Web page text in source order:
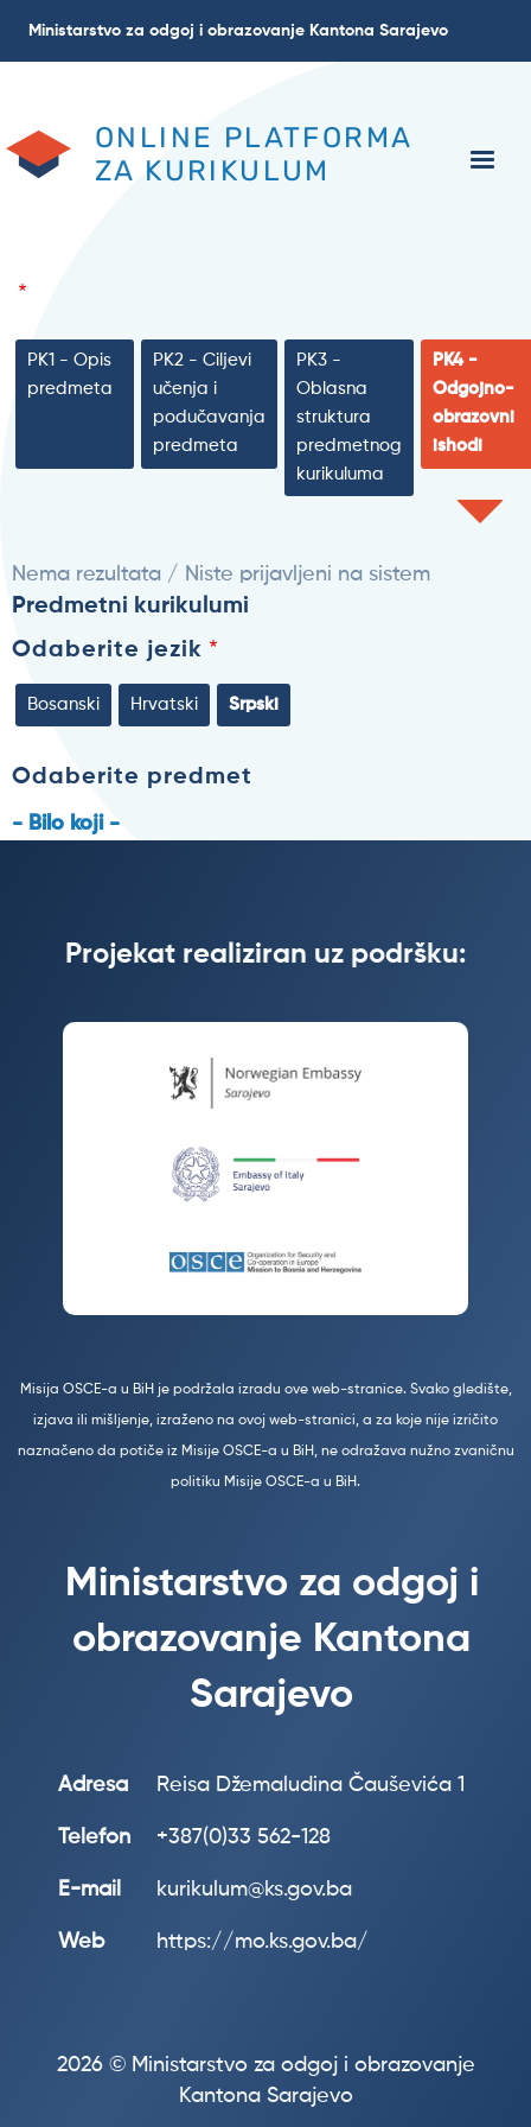
Ministarstvo za odgoj i obrazovanje Kantona Sarajevo
ONLINE PLATFORMA
ZA KURIKULUM
PK1 - Opis
predmeta
PK2 - Ciljevi
učenja i
podučavanja
predmeta
PK3 -
Oblasna
struktura
predmetnog
kurikuluma
PK4 -
Odgojno-
obrazovni
ishodi
Nema rezultata / Niste prijavljeni na sistem
Predmetni kurikulumi
Odaberite jezik
Bosanski Hrvatski Srpski
Odaberite predmet
- Bilo koji -
Projekat realiziran uz podršku:
Misija OSCE-a u BiH je podržala izradu ove web-stranice. Svako gledište,
izjava ili mišljenje, izraženo na ovoj web-stranici, a za koje nije izričito
naznačeno da potiče iz Misije OSCE-a u BiH, ne odražava nužno zvaničnu
politiku Misije OSCE-a u BiH.
Ministarstvo za odgoj i
obrazovanje Kantona
Sarajevo
Adresa Reisa Džemaludina Čauševića 1
Telefon +387(0)33 562-128
E-mail kurikulum@ks.gov.ba
Web https://mo.ks.gov.ba/
2026 © Ministarstvo za odgoj i obrazovanje
Kantona Sarajevo